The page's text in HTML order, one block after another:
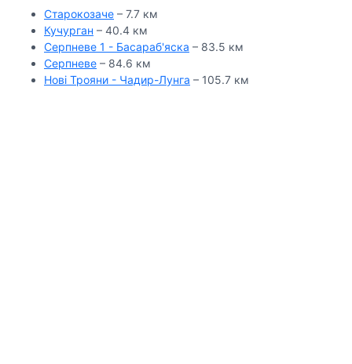
Старокозаче – 7.7 км
Кучурган – 40.4 км
Серпневе 1 - Басараб'яска – 83.5 км
Серпневе – 84.6 км
Нові Трояни - Чадир-Лунга – 105.7 км